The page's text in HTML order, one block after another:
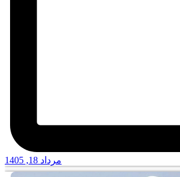
مرداد 18, 1405